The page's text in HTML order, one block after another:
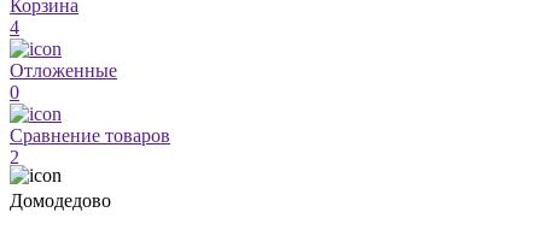
Корзина
4
Отложенные
0
Сравнение товаров
2
Домодедово